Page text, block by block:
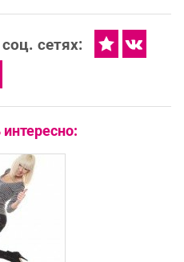
сетях: